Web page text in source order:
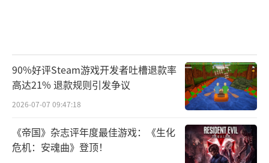
90%好评Steam游戏开发者吐槽退款率
高达21% 退款规则引发争议
2026-07-07 09:47:18
《帝国》杂志评年度最佳游戏：《生化
危机：安魂曲》登顶！